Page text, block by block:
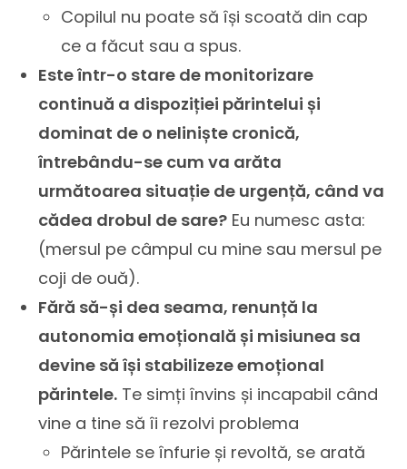
Copilul nu poate să își scoată din cap
ce a făcut sau a spus.
Este într-o stare de monitorizare
continuă a dispoziției părintelui și
dominat de o neliniște cronică,
întrebându-se cum va arăta
următoarea situație de urgență, când va
cădea drobul de sare? Eu numesc asta:
(mersul pe câmpul cu mine sau mersul pe
coji de ouă).
Fără să-și dea seama, renunță la
autonomia emoțională și misiunea sa
devine să își stabilizeze emoțional
părintele. Te simți învins și incapabil când
vine a tine să îi rezolvi problema
Părintele se înfurie și revoltă, se arată